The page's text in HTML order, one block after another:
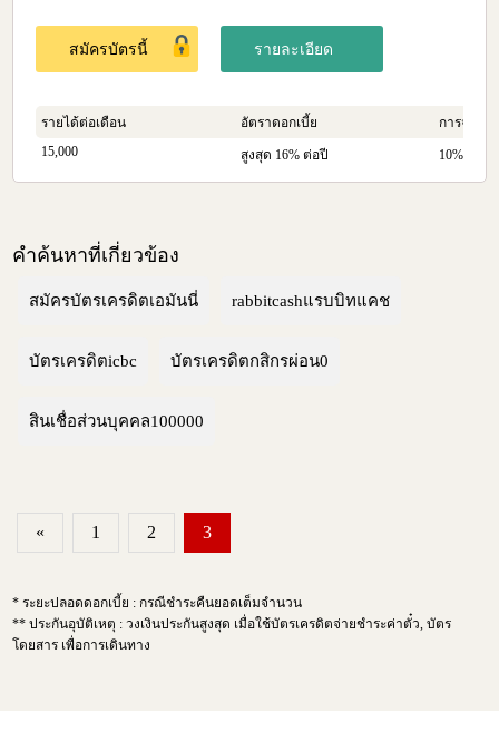
สมัครบัตรนี้ รายละเอียด
รายได้ต่อเดือน อัตราดอกเบี้ย
การจ่าย
15,000
สูงสุด 16% ต่อปี 10% ของ
คำค้นหาที่เกี่ยวข้อง
สมัครบัตรเครดิตเอมันนี่ rabbitcashแรบบิทแคช
บัตรเครดิตicbc บัตรเครดิตกสิกรผ่อน0
สินเชื่อส่วนบุคคล100000
« 1 2 3
* ระยะปลอดดอกเบี้ย : กรณีชำระคืนยอดเต็มจำนวน
** ประกันอุบัติเหตุ : วงเงินประกันสูงสุด เมื่อใช้บัตรเครดิตจ่ายชำระค่าตั๋ว, บัตร
โดยสาร เพื่อการเดินทาง